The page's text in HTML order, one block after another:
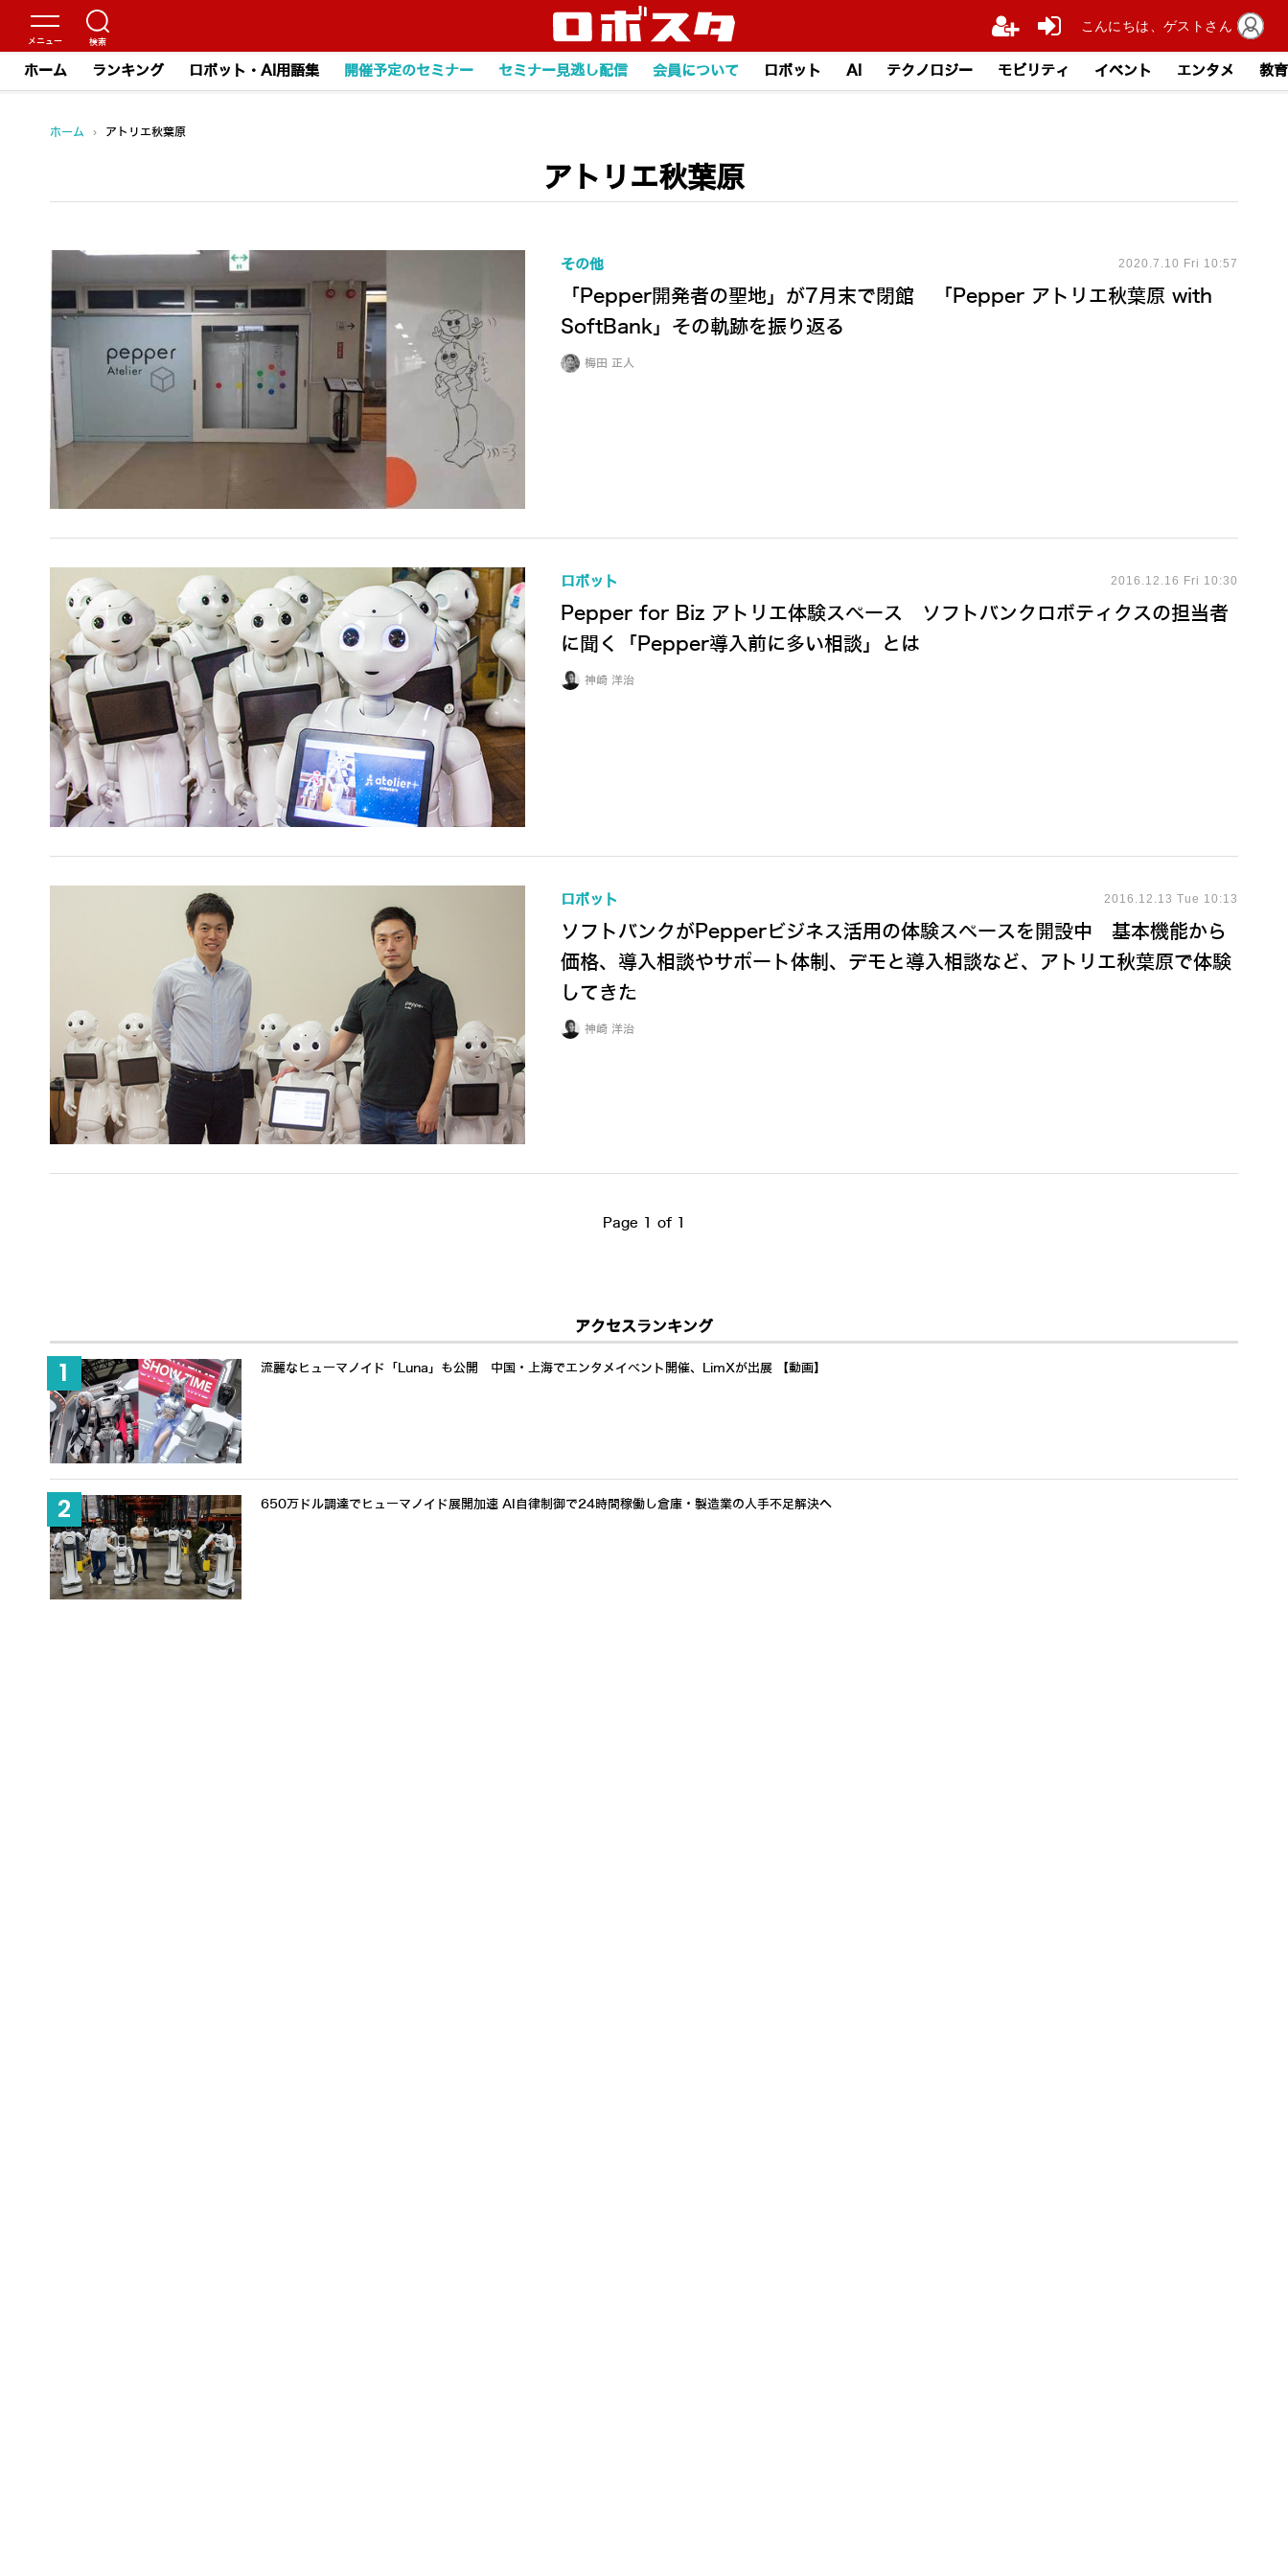
ホーム ランキング ロボット・AI用語集 開催予定のセミナー セミナー見逃し配信 会員について ロボット AI テクノロジー モビリティ イベント エンタメ 教育
ホーム › アトリエ秋葉原
アトリエ秋葉原
その他 2020.7.10 Fri 10:57
「Pepper開発者の聖地」が7月末で閉館 「Pepper アトリエ秋葉原 with
SoftBank」その軌跡を振り返る
梅田 正人
ロボット 2016.12.16 Fri 10:30
Pepper for Biz アトリエ体験スペース ソフトバンクロボティクスの担当者
に聞く「Pepper導入前に多い相談」とは
神崎 洋治
ロボット 2016.12.13 Tue 10:13
ソフトバンクがPepperビジネス活用の体験スペースを開設中 基本機能から
価格、導入相談やサポート体制、デモと導入相談など、アトリエ秋葉原で体験
してきた
神崎 洋治
Page 1 of 1
アクセスランキング
流麗なヒューマノイド「Luna」も公開 中国・上海でエンタメイベント開催、LimXが出展 【動画】
650万ドル調達でヒューマノイド展開加速 AI自律制御で24時間稼働し倉庫・製造業の人手不足解決へ
こんにちは、ゲストさん